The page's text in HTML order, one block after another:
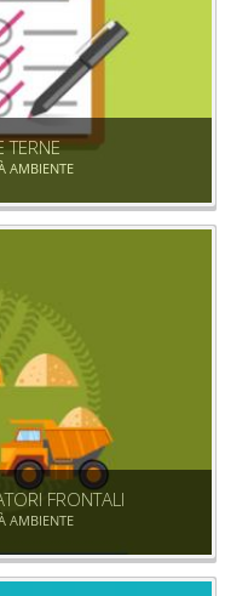
TERNE
AMBIENTE
FRONTALI
AMBIENTE